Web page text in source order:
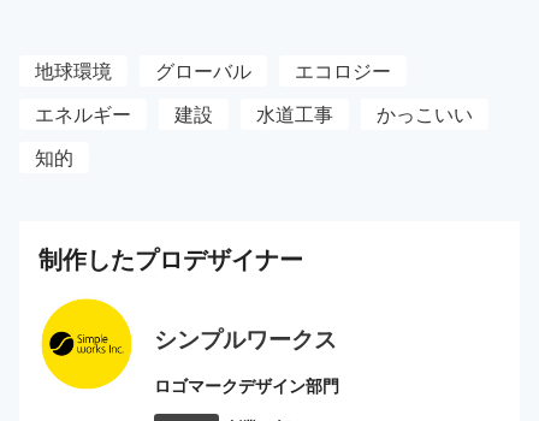
地球環境 グローバル
エコロジー
エネルギー
建設 水道工事
かっこいい
知的
制作したプロデザイナー
シンプルワークス
ロゴマークデザイン部門